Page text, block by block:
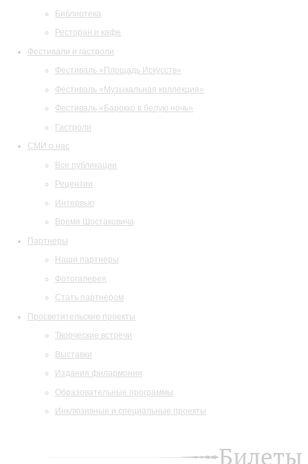
Библиотека
Ресторан и кафе
Фестивали и гастроли
Фестиваль «Площадь Искусств»
Фестиваль «Музыкальная коллекция»
Фестиваль «Барокко в белую ночь»
Гастроли
СМИ о нас
Все публикации
Рецензии
Интервью
Время Шостаковича
Партнеры
Наши партнеры
Фотогалерея
Стать партнером
Просветительские проекты
Творческие встречи
Выставки
Издания филармонии
Образовательные программы
Инклюзивные и специальные проекты